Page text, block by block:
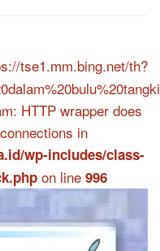
tse1.mm.bing.net/th?
HTTP wrapper does
in
wp-includes/class-
on line 996